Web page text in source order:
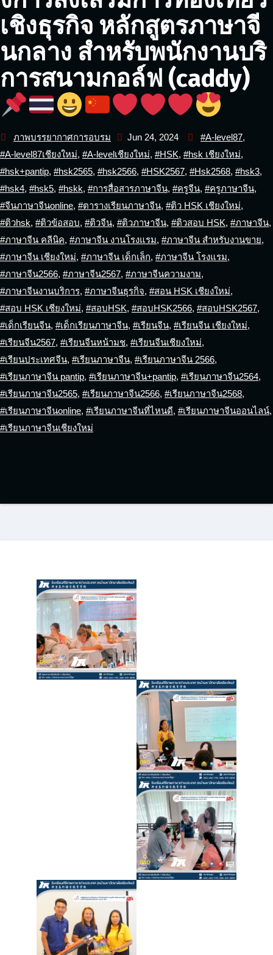
เชิงธุรกิจ หลักสูตรภาษาจี
นกลาง สำหรับพนักงานบริ
การสนามกอล์ฟ (caddy)
ภาพบรรยากาศการอบรม Jun 24, 2024 #A-level87,
#A-level87เชียงใหม่, #A-levelเชียงใหม่, #HSK, #hsk เชียงใหม่,
#hsk+pantip, #hsk2565, #hsk2566, #HSK2567, #Hsk2568, #hsk3,
#hsk4, #hsk5, #hskk, #การสื่อสารภาษาจีน, #ครูจีน, #ครูภาษาจีน,
#จีนภาษาจีนonline, #ตารางเรียนภาษาจีน, #ติว HSK เชียงใหม่,
#ติวhsk, #ติวข้อสอบ, #ติวจีน, #ติวภาษาจีน, #ติวสอบ HSK, #ภาษาจีน,
#ภาษาจีน คลีนิค, #ภาษาจีน งานโรงแรม, #ภาษาจีน สำหรับงานขาย,
#ภาษาจีน เชียงใหม่, #ภาษาจีน เด็กเล็ก, #ภาษาจีน โรงแรม,
#ภาษาจีน2566, #ภาษาจีน2567, #ภาษาจีนความงาม,
#ภาษาจีนงานบริการ, #ภาษาจีนธุรกิจ, #สอน HSK เชียงใหม่,
#สอบ HSK เชียงใหม่, #สอบHSK, #สอบHSK2566, #สอบHSK2567,
#เด็กเรียนจีน, #เด็กเรียนภาษาจีน, #เรียนจีน, #เรียนจีน เชียงใหม่,
#เรียนจีน2567, #เรียนจีนหน้ามช, #เรียนจีนเชียงใหม่,
#เรียนประเทศจีน, #เรียนภาษาจีน, #เรียนภาษาจีน 2566,
#เรียนภาษาจีน pantip, #เรียนภาษาจีน+pantip, #เรียนภาษาจีน2564,
#เรียนภาษาจีน2565, #เรียนภาษาจีน2566, #เรียนภาษาจีน2568,
#เรียนภาษาจีนonline, #เรียนภาษาจีนที่ไหนดี, #เรียนภาษาจีนออนไลน์,
#เรียนภาษาจีนเชียงใหม่